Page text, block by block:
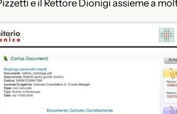
e il Rettore Dionigi assieme a